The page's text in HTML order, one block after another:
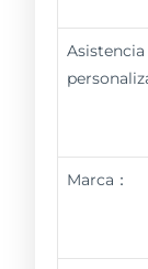
Asistencia
Marca：